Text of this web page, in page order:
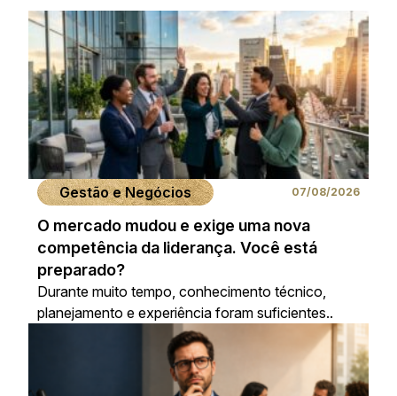
Gestão e Negócios 07/08/2026
O mercado mudou e exige uma nova
competência da liderança. Você está
preparado?
Durante muito tempo, conhecimento técnico,
planejamento e experiência foram suficientes..